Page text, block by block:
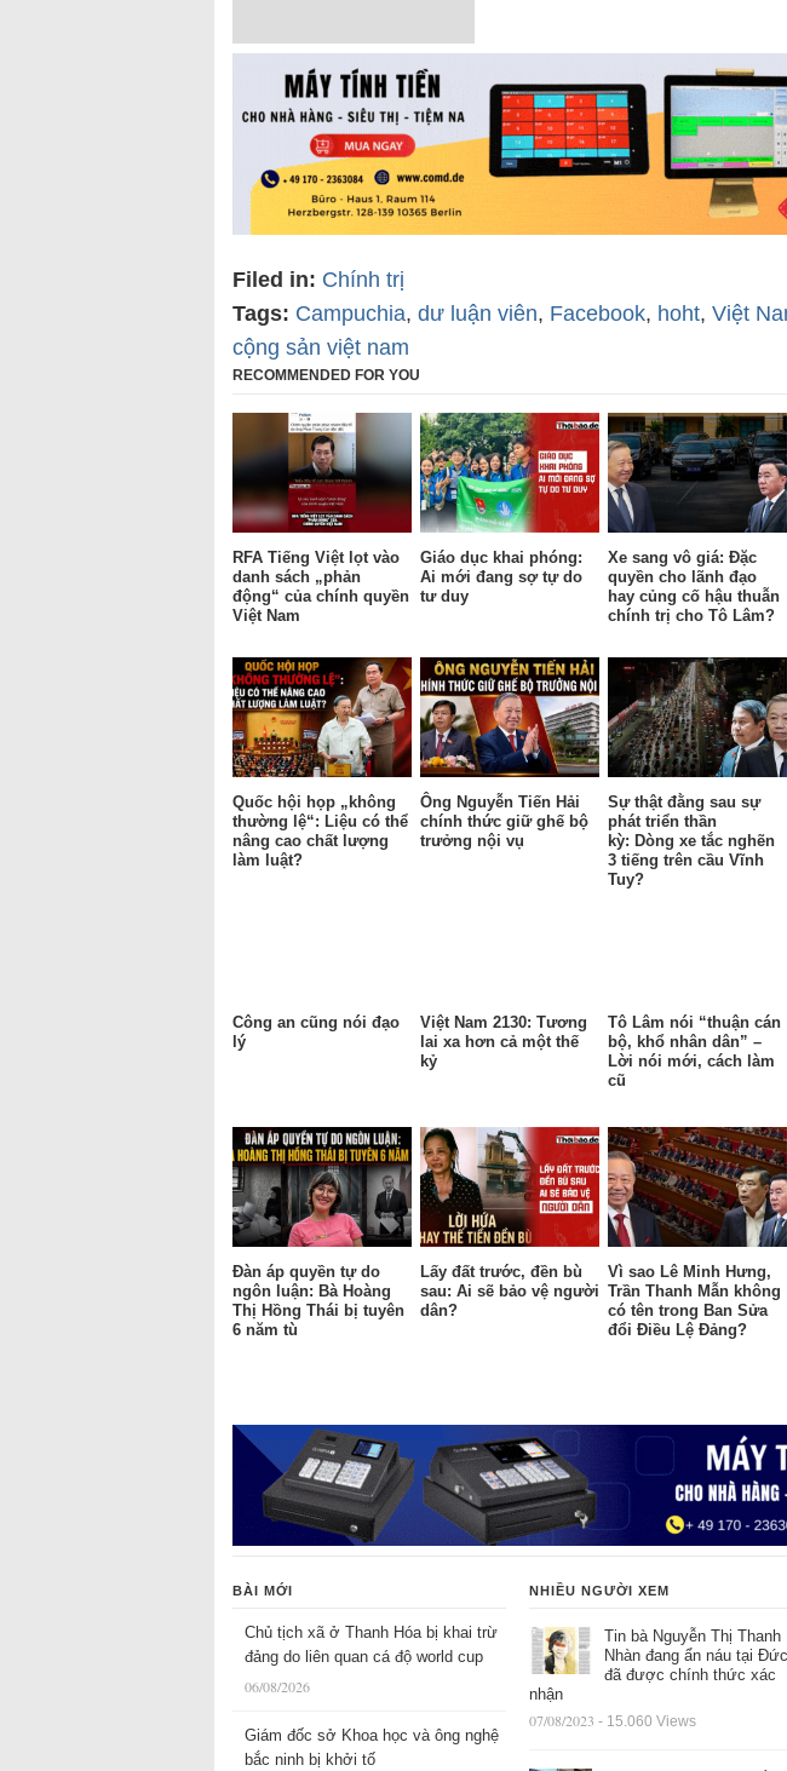
Filed in: Chính trị
Tags: Campuchia, dư luận viên, Facebook, hoht, Việt
cộng sản việt nam
RECOMMENDED FOR YOU
RFA Tiếng Việt lọt vào
danh sách „phản
động“ của chính quyền
Việt Nam
Giáo dục khai phóng:
Ai mới đang sợ tự do
tư duy
Xe sang vô giá: Đặc
quyền cho lãnh đạo
hay củng cố hậu thuẫn
chính trị cho Tô Lâm?
Quốc hội họp „không
thường lệ“: Liệu có thể
nâng cao chất lượng
làm luật?
Ông Nguyễn Tiến Hải
chính thức giữ ghế bộ
trưởng nội vụ
Sự thật đằng sau sự
phát triển thần
kỳ: Dòng xe tắc nghẽn
3 tiếng trên cầu Vĩnh
Tuy?
Công an cũng nói đạo
lý
Việt Nam 2130: Tương
lai xa hơn cả một thế
kỷ
Tô Lâm nói “thuận cán
bộ, khổ nhân dân” –
Lời nói mới, cách làm
cũ
Đàn áp quyền tự do
ngôn luận: Bà Hoàng
Thị Hồng Thái bị tuyên
6 năm tù
Lấy đất trước, đền bù
sau: Ai sẽ bảo vệ người
dân?
Vì sao Lê Minh Hưng,
Trần Thanh Mẫn không
có tên trong Ban Sửa
đổi Điều Lệ Đảng?
BÀI MỚI
Chủ tịch xã ở Thanh Hóa bị khai trừ
đảng do liên quan cá độ world cup
06/08/2026
Giám đốc sở Khoa học và ông nghệ
bắc ninh bị khởi tố
NHIỀU NGƯỜI XEM
Tin bà Nguyễn Thị Thanh
Nhàn đang ẩn náu tại Đức
đã được chính thức xác
nhận
07/08/2023 - 15.060 Views